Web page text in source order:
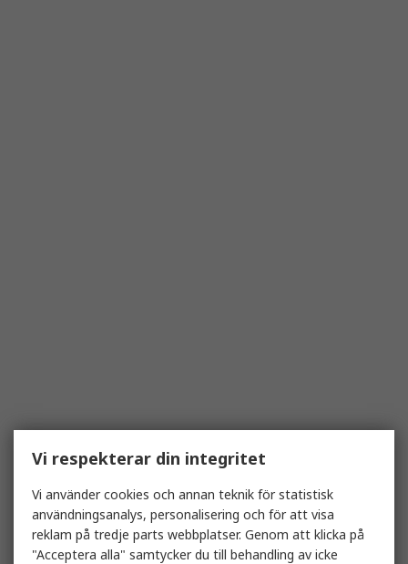
Vi respekterar din integritet
Vi använder cookies och annan teknik för statistisk
användningsanalys, personalisering och för att visa
reklam på tredje parts webbplatser. Genom att klicka på
"Acceptera alla" samtycker du till behandling av icke